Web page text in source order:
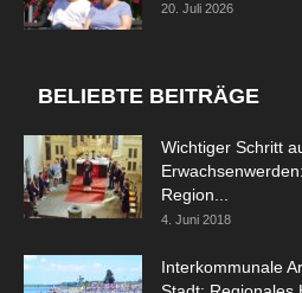
20. Juli 2026
BELIEBTE BEITRÄGE
Wichtiger Schritt
Region...
4. Juni 2018
Interkommunale